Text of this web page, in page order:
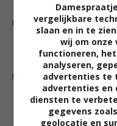
REAGEER
Anita
REAGEER
Manon
De
Carlo
vergelijkbare
slaan en in te
wij om
functioneren,
analyseren,
advertenties te
advertenties en
diensten te
gegevens
geolocatie en